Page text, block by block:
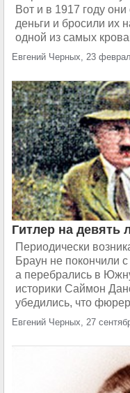
Вот и в 1917 году
деньги и бросили их
одной из самых
Евгений Черных, 23
Гитлер на девять
Периодически
Браун не покончили
а перебрались в
историки Саймон
убедились, что
Евгений Черных, 27